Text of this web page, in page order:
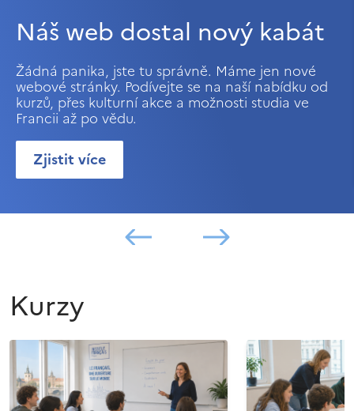
Náš web dostal nový kabát
Žádná panika, jste tu správně. Máme jen nové
webové stránky. Podívejte se na naší nabídku od
kurzů, přes kulturní akce a možnosti studia ve
Francii až po vědu.
Zjistit více
Kurzy